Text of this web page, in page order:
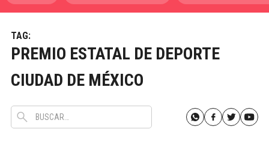
TAG:
PREMIO ESTATAL DE DEPORTE
CIUDAD DE MÉXICO